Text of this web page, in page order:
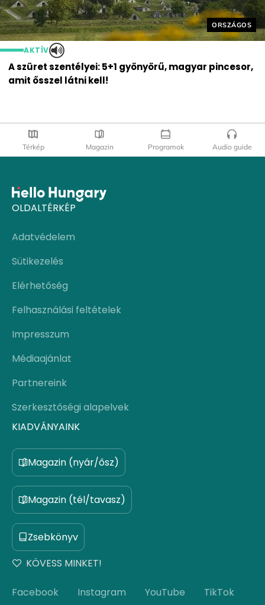
Helyszín
ORSZÁGOS
AKTÍV
A szüret szentélyei: 5+1 gyönyörű, magyar pincesor,
amit ősszel látni kell!
Térkép Magazin Programok Audio guide
OLDALTÉRKÉP
Adatvédelem
Sütikezelés
Elérhetőség
Felhasználási feltételek
Impresszum
Médiaajánlat
Partnereink
Szerkesztőségi alapelvek
KIADVÁNYAINK
Magazin (nyár/ősz)
Magazin (tél/tavasz)
Zsebkönyv
KÖVESS MINKET!
Facebook Instagram YouTube TikTok